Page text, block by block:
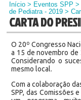
Início > Eventos SPP
de Pediatra - 2019 >
CARTA DO
O 20º Congresso
a 15 de novembro
Considerando o
mesmo local.
Com a colaboração
SPP, das Comissões